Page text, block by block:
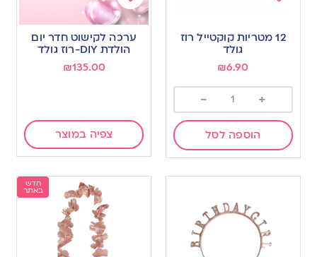
to 12 מטריות קוקטייל רוז
גולד
₪6.90
+
-
הוספה לסל
Add
to
wishlist
ערכה לקישוט חדר יום
הולדת DIY-רוז גולד
₪135.00
צפיה במוצר
חדש
באתר